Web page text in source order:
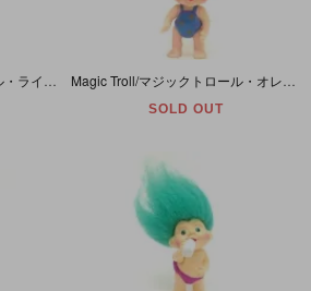
SOLD OUT